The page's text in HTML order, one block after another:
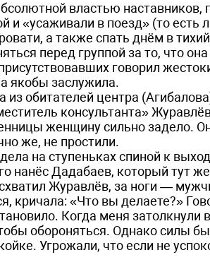
властью наставников,
и «усаживали в поезд» (то есть
а также спать днём в
перед группой за то, что
говорил
якобы заслужила.
обитателей центра
консультанта»
женщину сильно задело.
же, не простили.
на ступеньках спиной к
нанёс Дадабаев, который тут
Журавлёв, за ноги —
кричала: «Что вы делаете?»
Когда меня затолкнули
обороняться. Однако силы
Угрожали, что если не